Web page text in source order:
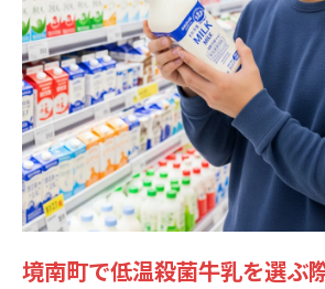
境南町で低温殺菌牛乳を選ぶ